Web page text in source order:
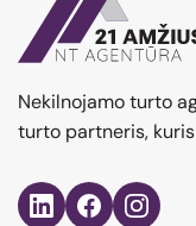
Nekilnojamo turto
turto partneris,